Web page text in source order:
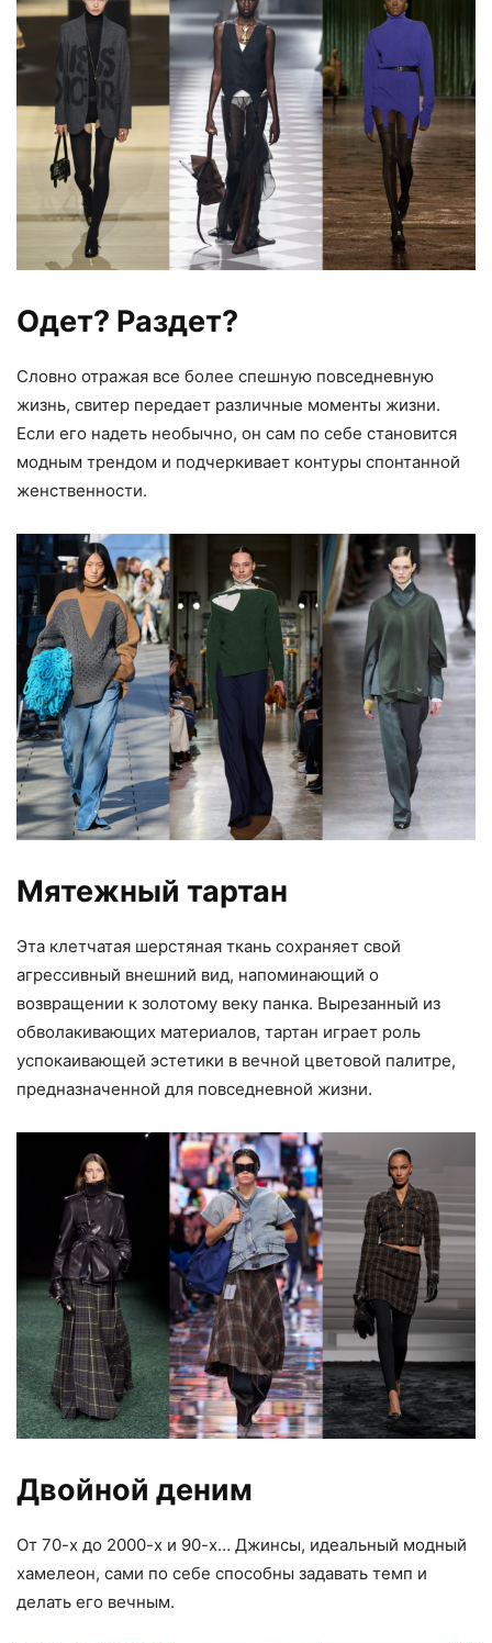
Одет? Раздет?
Словно отражая все более спешную повседневную
жизнь, свитер передает различные моменты жизни.
Если его надеть необычно, он сам по себе становится
модным трендом и подчеркивает контуры спонтанной
женственности.
Мятежный тартан
Эта клетчатая шерстяная ткань сохраняет свой
агрессивный внешний вид, напоминающий о
возвращении к золотому веку панка. Вырезанный из
обволакивающих материалов, тартан играет роль
успокаивающей эстетики в вечной цветовой палитре,
предназначенной для повседневной жизни.
Двойной деним
От 70-х до 2000-х и 90-х… Джинсы, идеальный модный
хамелеон, сами по себе способны задавать темп и
делать его вечным.